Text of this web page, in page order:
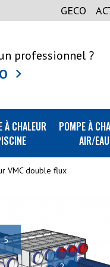
GECO
professionnel ?
À CHALEUR
POMPE À
AIR/EAU
VMC double flux
5